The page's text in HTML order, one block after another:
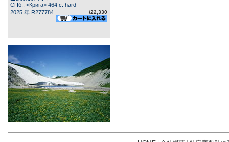
СПб., <Крига> 464 c. hard
2025 年 R277784
\22,330